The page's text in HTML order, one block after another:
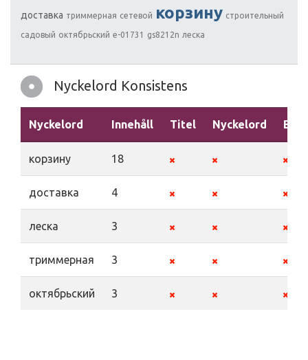
доставка триммерная сетевой корзину строительный
садовый октябрьский e-01731 gs8212n леска
Nyckelord Konsistens
Nyckelord Innehåll Titel Nyckelord
корзину 18
доставка 4
леска 3
триммерная 3
октябрьский 3